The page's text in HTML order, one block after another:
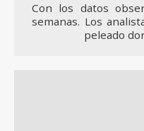
Con los datos
semanas. Los
peleado